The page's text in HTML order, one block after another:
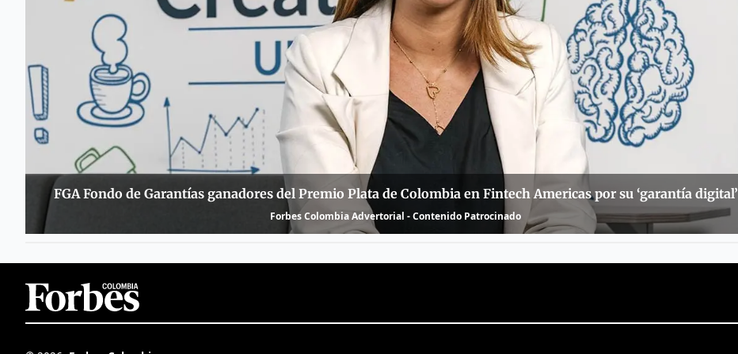
FGA Fondo de Garantías ganadores del Premio Plata de Colombia en Fintech Americas por su ‘garantía digital’
Forbes Colombia Advertorial - Contenido Patrocinado